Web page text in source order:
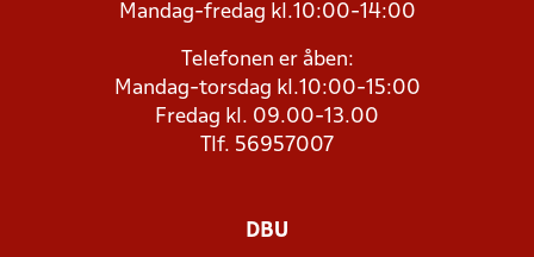
Mandag-fredag kl.10:00-14:00
Telefonen er åben:
Mandag-torsdag kl.10:00-15:00
Fredag kl. 09.00-13.00
Tlf. 56957007
DBU